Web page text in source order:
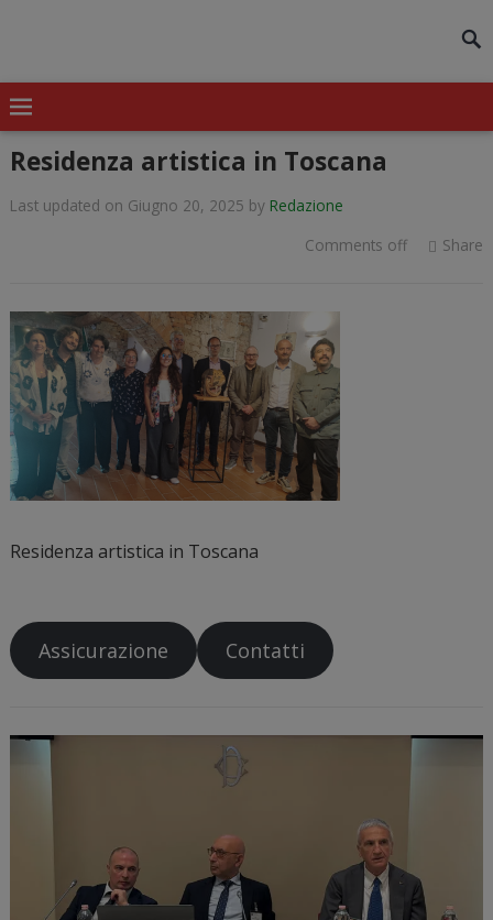
Residenza artistica in Toscana
Last updated on Giugno 20, 2025 by Redazione
Comments off
Share
Residenza artistica in Toscana
Assicurazione Contatti